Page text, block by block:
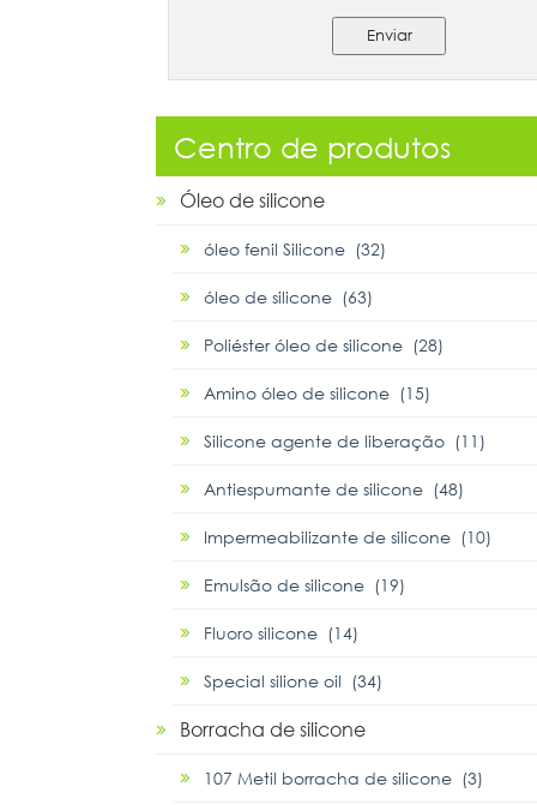
Enviar
Centro de produtos
Óleo de silicone
óleo fenil Silicone (32)
óleo de silicone (63)
Poliéster óleo de silicone (28)
Amino óleo de silicone (15)
Silicone agente de liberação (11)
Antiespumante de silicone (48)
Impermeabilizante de silicone (10)
Emulsão de silicone (19)
Fluoro silicone (14)
Special silione oil (34)
Borracha de silicone
107 Metil borracha de silicone (3)